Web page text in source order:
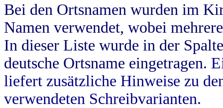
Bei den Ortsnamen wurden im
Namen verwendet, wobei
In dieser Liste wurde in der
deutsche Ortsname eingetragen.
liefert zusätzliche Hinweise zu
verwendeten Schreibvarianten.